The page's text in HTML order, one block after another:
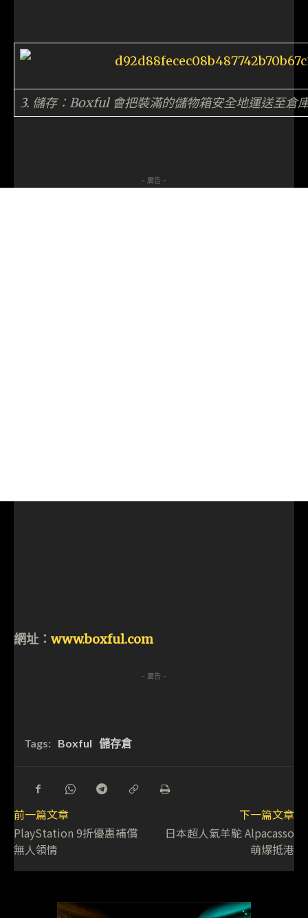
3. 儲存：Boxful 會把裝滿的儲物箱安全地運送至倉
- 廣告 -
網址： www.boxful.com
- 廣告 -
Tags: Boxful 儲存倉
前一篇文章
PlayStation 9折優惠補償
無人領情
下一篇文章
日本超人氣羊駝 Alpacasso
萌爆抵港